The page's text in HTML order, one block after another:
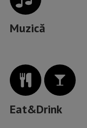
Muzică
Eat&Drink